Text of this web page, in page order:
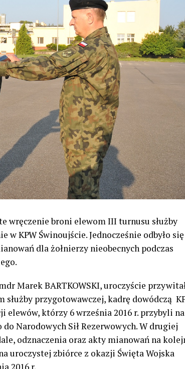
wręczenie broni elewom III turnusu służby
KPW Świnoujście. Jednocześnie odbyło się
dla żołnierzy nieobecnych podczas
Marek BARTKOWSKI, uroczyście
służby przygotowawczej, kadrę dowódczą
elewów, którzy 6 września 2016 r. przybyli na
Narodowych Sił Rezerwowych. W drugiej
odznaczenia oraz akty mianowań na
uroczystej zbiórce z okazji Święta Wojska